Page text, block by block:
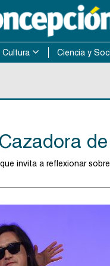
Cultura Ciencia y
de
invita a reflexionar